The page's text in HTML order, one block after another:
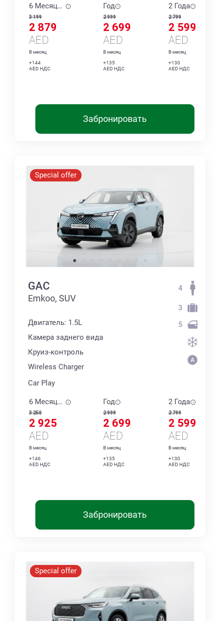
6 Месяцев
3 199
2 879
AED
В месяц
+144
AED НДС
Год
2 999
2 699
AED
В месяц
+135
AED НДС
2 Года
2 799
2 599
AED
В месяц
+130
AED НДС
Забронировать
Special offer
GAC
Emkoo, SUV
Двигатель: 1.5L
Камера заднего вида
Круиз-контроль
Wireless Charger
Car Play
4
3
5
6 Месяцев
3 250
2 925
AED
В месяц
+146
AED НДС
Год
2 999
2 699
AED
В месяц
+135
AED НДС
2 Года
2 799
2 599
AED
В месяц
+130
AED НДС
Забронировать
Special offer